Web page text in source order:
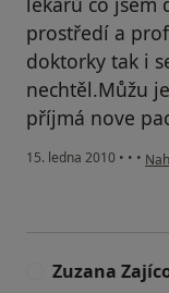
prostředí a
doktorky tak i
nechtěl.Můžu
příjmá nove
15. ledna 2010 • • •
Zuzana